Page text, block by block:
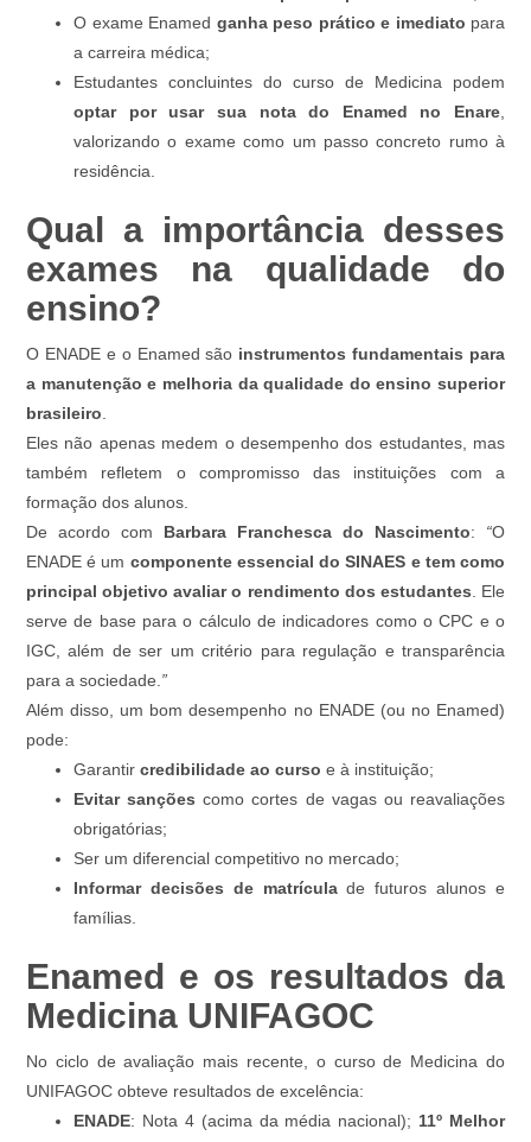
O exame Enamed ganha peso prático e imediato para
a carreira médica;
Estudantes concluintes do curso de Medicina podem
optar por usar sua nota do Enamed no Enare,
valorizando o exame como um passo concreto rumo à
residência.
Qual a importância desses
exames na qualidade do
ensino?
O ENADE e o Enamed são instrumentos fundamentais para
a manutenção e melhoria da qualidade do ensino superior
brasileiro.
Eles não apenas medem o desempenho dos estudantes, mas
também refletem o compromisso das instituições com a
formação dos alunos.
De acordo com Barbara Franchesca do Nascimento: “O
ENADE é um componente essencial do SINAES e tem como
principal objetivo avaliar o rendimento dos estudantes. Ele
serve de base para o cálculo de indicadores como o CPC e o
IGC, além de ser um critério para regulação e transparência
para a sociedade.”
Além disso, um bom desempenho no ENADE (ou no Enamed)
pode:
Garantir credibilidade ao curso e à instituição;
Evitar sanções como cortes de vagas ou reavaliações
obrigatórias;
Ser um diferencial competitivo no mercado;
Informar decisões de matrículade futuros alunos e
famílias.
Enamed e os resultados da
Medicina UNIFAGOC
No ciclo de avaliação mais recente, o curso de Medicina do
UNIFAGOC obteve resultados de excelência:
ENADE: Nota 4 (acima da média nacional); 11º Melhor